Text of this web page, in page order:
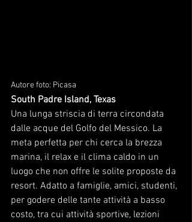
Autore foto: Picasa
South Padre Island, Texas
Una lunga striscia di terra circondata
dalle acque del Golfo del Messico. La
meta perfetta per chi cerca la brezza
marina, il relax e il clima caldo in un
luogo che non offre le solite proposte da
resort. Adatto a famiglie, amici, studenti,
per godere delle tante attività a basso
costo, tra cui attività sportive, lezioni